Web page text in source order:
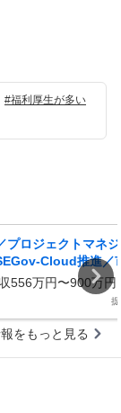
#福利厚生が多い
プロジェクトマネ
Cloud推進／
ステムの標準化移
556万円〜900万円
をもっと見る